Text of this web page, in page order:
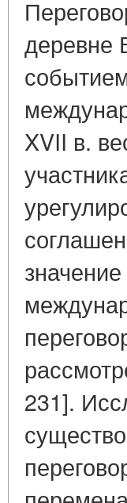
деревне
XVII в.
231].